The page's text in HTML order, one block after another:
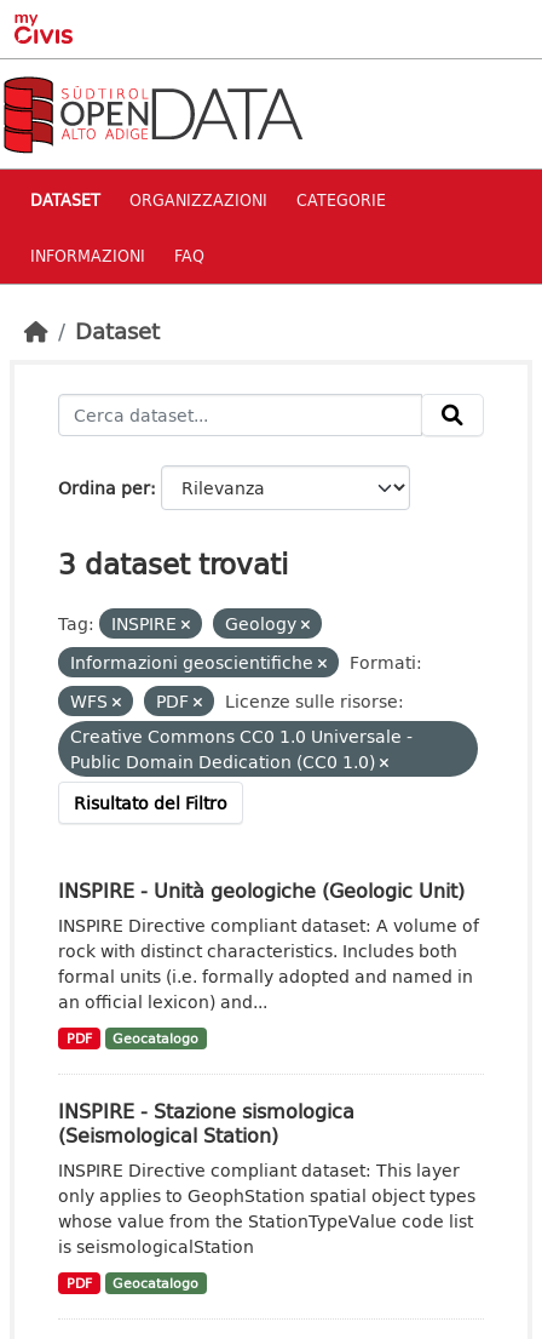
Skip to main content
DATASET ORGANIZZAZIONI CATEGORIE
INFORMAZIONI FAQ
Dataset
Ordina per
3 dataset trovati
Tag: INSPIRE
Geology
Informazioni geoscientifiche
Formati:
WFS
PDF
Licenze sulle risorse:
Creative Commons CC0 1.0 Universale -
Public Domain Dedication (CC0 1.0)
Risultato del Filtro
INSPIRE - Unità geologiche (Geologic Unit)
INSPIRE Directive compliant dataset: A volume of
rock with distinct characteristics. Includes both
formal units (i.e. formally adopted and named in
an official lexicon) and...
PDF Geocatalogo
INSPIRE - Stazione sismologica
(Seismological Station)
INSPIRE Directive compliant dataset: This layer
only applies to GeophStation spatial object types
whose value from the StationTypeValue code list
is seismologicalStation
PDF Geocatalogo